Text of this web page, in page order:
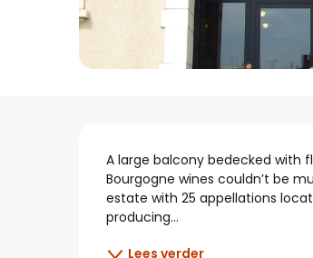
Beschrijving
A large balcony bedecked with
Bourgogne wines couldn’t be
estate with 25 appellations
producing...
Lees verder